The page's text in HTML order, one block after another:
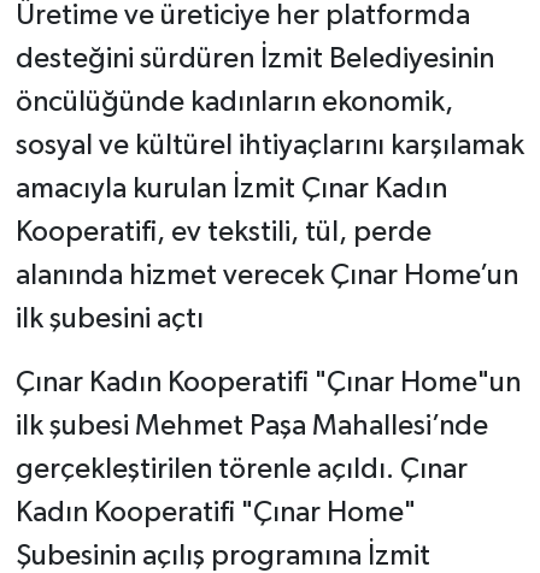
Üretime ve üreticiye her platformda
desteğini sürdüren İzmit Belediyesinin
öncülüğünde kadınların ekonomik,
sosyal ve kültürel ihtiyaçlarını karşılamak
amacıyla kurulan İzmit Çınar Kadın
Kooperatifi, ev tekstili, tül, perde
alanında hizmet verecek Çınar Home’un
ilk şubesini açtı
Çınar Kadın Kooperatifi "Çınar Home"un
ilk şubesi Mehmet Paşa Mahallesi’nde
gerçekleştirilen törenle açıldı. Çınar
Kadın Kooperatifi "Çınar Home"
Şubesinin açılış programına İzmit